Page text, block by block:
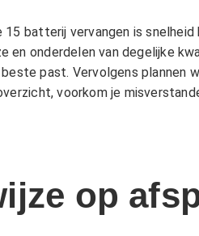
batterij vervangen is
en onderdelen van degelijke
past. Vervolgens
voorkom je
op